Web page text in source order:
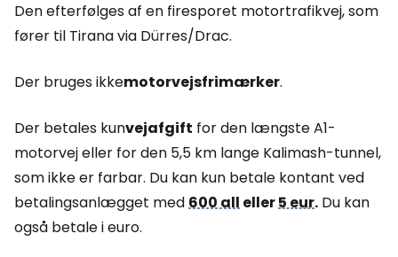
Den efterfølges af en firesporet motortrafikvej, som
fører til Tirana via Dürres/Drac.
Der bruges ikkemotorvejsfrimærker.
Der betales kunvejafgift for den længste A1-
motorvej eller for den 5,5 km lange Kalimash-tunnel,
som ikke er farbar. Du kan kun betale kontant ved
betalingsanlægget med600 alleller5 eur. Du kan
også betale i euro.